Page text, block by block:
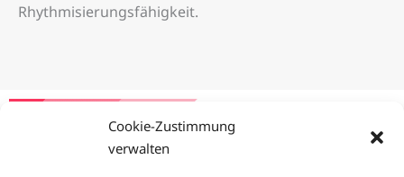
Cookie-Zustimmung
verwalten
Rhythmisierungsfähigkeit.